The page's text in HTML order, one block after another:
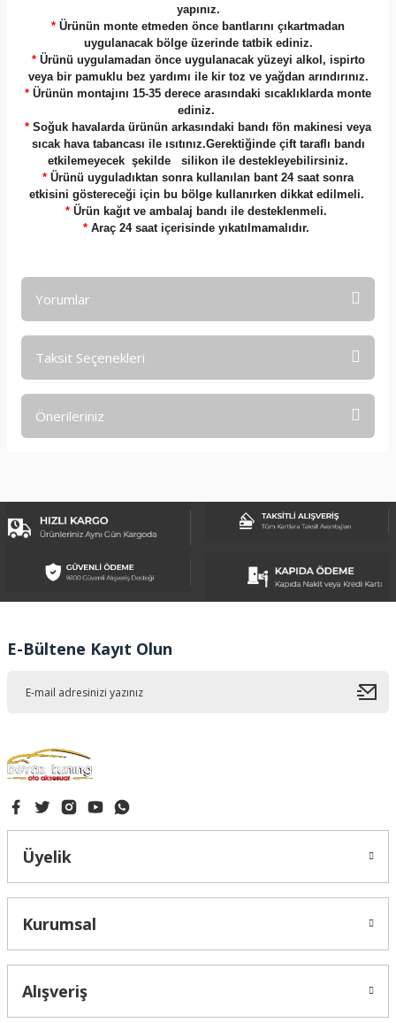
yapınız.
* Ürünün monte etmeden önce bantlarını çıkartmadan
uygulanacak bölge üzerinde tatbik ediniz.
*Ürünü uygulamadan önce uygulanacak yüzeyi alkol, ispirto
veya bir pamuklu bez yardımı ile kir toz ve yağdan arındırınız.
* Ürünün montajını 15-35 derece arasındaki sıcaklıklarda monte
ediniz.
* Soğuk havalarda ürünün arkasındaki bandı fön makinesi veya
sıcak hava tabancası ile ısıtınız.Gerektiğinde çift taraflı bandı
etkilemeyecek şekilde silikon ile destekleyebilirsiniz.
* Ürünü uyguladıktan sonra kullanılan bant 24 saat sonra
etkisini göstereceği için bu bölge kullanırken dikkat edilmeli.
* Ürün kağıt ve ambalaj bandı ile desteklenmeli.
* Araç 24 saat içerisinde yıkatılmamalıdır.
Yorumlar
Taksit Seçenekleri
Önerileriniz
Görüş ve önerileriniz için teşekkür ederiz.
Ürün açıklamasında eksik bilgiler bulunuyor.
Ürün bilgilerinde hatalar bulunuyor.
Bu ürüne benzer farklı alternatifler olmalı.
E-Bültene Kayıt Olun
Üyelik
Kurumsal
Alışveriş